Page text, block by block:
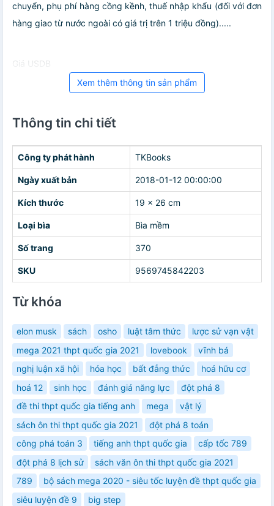
chuyển, phụ phí hàng cồng kềnh, thuế nhập khẩu (đối với đơn
hàng giao từ nước ngoài có giá trị trên 1 triệu đồng).....
Giá USDB
Xem thêm thông tin sản phẩm
Thông tin chi tiết
Công ty phát hành TKBooks
Ngày xuất bản 2018-01-12 00:00:00
Kích thước 19 x 26 cm
Loại bìa Bìa mềm
Số trang 370
SKU 9569745842203
Từ khóa
elon musk sách osho luật tâm thức
lược sử vạn vật
mega 2021 thpt quốc gia 2021
lovebook
vĩnh bá
nghị luận xã hội
hóa học bất đẳng thức
hoá hữu cơ
hoá 12
sinh học đánh giá năng lực
đột phá 8
đề thi thpt quốc gia tiếng anh
mega
vật lý
sách ôn thi thpt quốc gia 2021
đột phá 8 toán
công phá toán 3
tiếng anh thpt quốc gia
cấp tốc 789
đột phá 8 lịch sử
sách văn ôn thi thpt quốc gia 2021
789
bộ sách mega 2020 - siêu tốc luyện đề thpt quốc gia
siêu luyện đề 9
big step